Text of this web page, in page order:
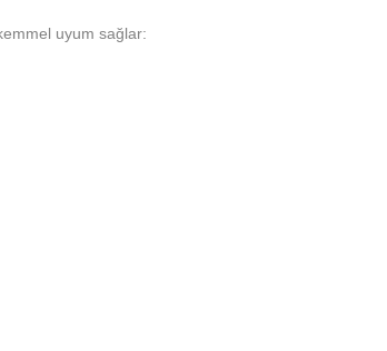
uyum sağlar: